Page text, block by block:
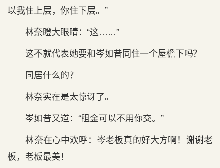
以我住上层，你住下层。”
林奈瞪大眼睛：“这……”
这不就代表她要和岑如昔同住一个屋檐下吗？
同居什么的？
林奈实在是太惊讶了。
岑如昔又道：“租金可以不用你交。”
林奈在心中欢呼：岑老板真的好大方啊！谢谢老
板，老板最美！